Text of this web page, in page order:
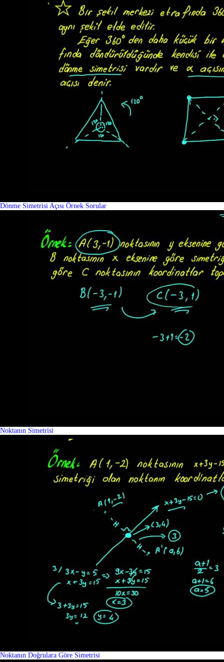
Dönme Simetrisi Açısı Örnek Sorular
Noktanın Simetrisi
Noktanın Doğrulara Göre Simetrisi